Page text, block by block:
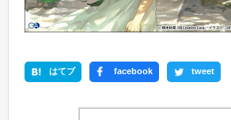
はてブ facebook tweet